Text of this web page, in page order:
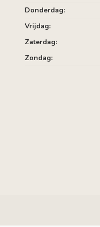
Donderdag:
Vrijdag:
Zaterdag:
Zondag: